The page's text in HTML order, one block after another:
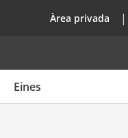
top
Àrea privada
Eines